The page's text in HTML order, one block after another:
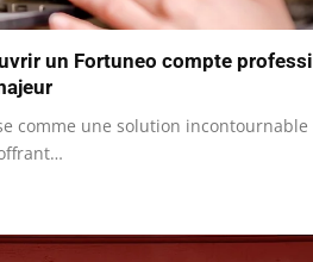
un Fortuneo compte
comme une solution